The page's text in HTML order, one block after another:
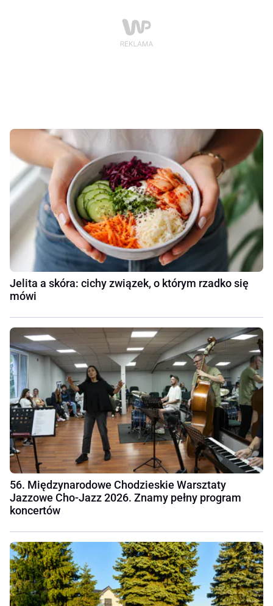
Jelita a skóra: cichy związek, o którym rzadko się
mówi
56. Międzynarodowe Chodzieskie Warsztaty
Jazzowe Cho-Jazz 2026. Znamy pełny program
koncertów